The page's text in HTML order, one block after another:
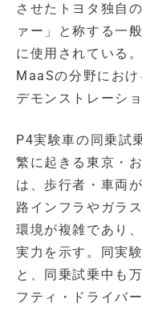
させたトヨタ独自
ァー」と称する一
に使用されている
MaaSの分野にお
デモンストレーシ
P4実験車の同乗試
繁に起きる東京・
は、歩行者・車両
路インフラやガラ
環境が複雑であり
実力を示す。同実
と、同乗試乗中も
フティ・ドライバ